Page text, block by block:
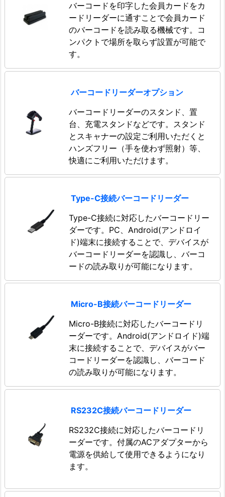
バーコードを印字した会員カードをカ
ードリーダーに通すことで会員カード
のバーコードを読み取る機械です。コ
ンパクトで場所を取らず設置が可能で
す。
バーコードリーダーオプション
バーコードリーダーのスタンド、置
台、充電スタンドなどです。スタンド
とスキャナーの設定ご利用いただくと
ハンズフリー（手を使わず照射）等、
快適にご利用いただけます。
Type-C接続バーコードリーダー
Type-C接続に対応したバーコードリー
ダーです。PC、Android(アンドロイ
ド)端末に接続することで、デバイスが
バーコードリーダーを認識し、バーコ
ードの読み取りが可能になります。
Micro-B接続バーコードリーダー
Micro-B接続に対応したバーコードリ
ーダーです。Android(アンドロイド)端
末に接続することで、デバイスがバー
コードリーダーを認識し、バーコード
の読み取りが可能になります。
RS232C接続バーコードリーダー
RS232C接続に対応したバーコードリ
ーダーです。付属のACアダプターから
電源を供給して使用できるようになり
ます。